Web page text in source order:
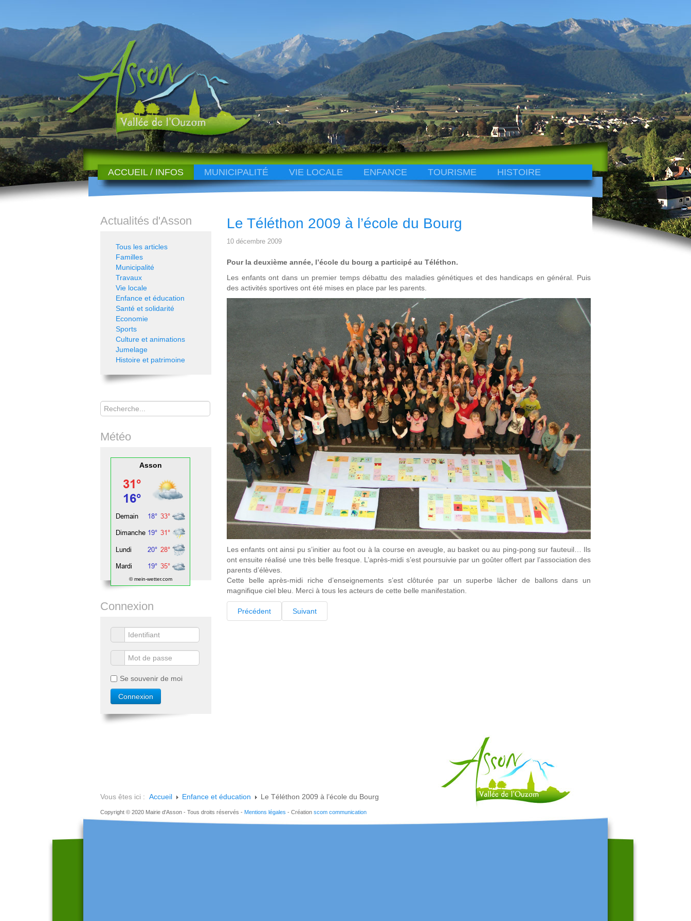
ACCUEIL / INFOS MUNICIPALITÉ VIE LOCALE ENFANCE TOURISME HISTOIRE
Le Téléthon 2009 à l’école du Bourg
10 décembre 2009
Pour la deuxième année, l’école du bourg a participé au Téléthon.
Les enfants ont dans un premier temps débattu des maladies génétiques et des handicaps en général. Puis
des activités sportives ont été mises en place par les parents.
Les enfants ont ainsi pu s’initier au foot ou à la course en aveugle, au basket ou au ping-pong sur fauteuil… Ils
ont ensuite réalisé une très belle fresque. L’après-midi s’est poursuivie par un goûter offert par l’association des
parents d’élèves.
Cette belle après-midi riche d’enseignements s’est clôturée par un superbe lâcher de ballons dans un
magnifique ciel bleu. Merci à tous les acteurs de cette belle manifestation.
Précédent Suivant
Actualités d'Asson
Tous les articles
Familles
Municipalité
Travaux
Vie locale
Enfance et éducation
Santé et solidarité
Economie
Sports
Culture et animations
Jumelage
Histoire et patrimoine
Rechercher
Météo
Asson
© mein-wetter.com
Connexion
Se souvenir de moi
Vous êtes ici : Accueil Enfance et éducation Le Téléthon 2009 à l’école du Bourg
Copyright © 2020 Mairie d'Asson - Tous droits réservés - Mentions légales - Création scom communication